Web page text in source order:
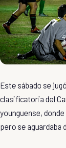
Este sábado se
clasificatoria del
younguense,
pero se aguardaba